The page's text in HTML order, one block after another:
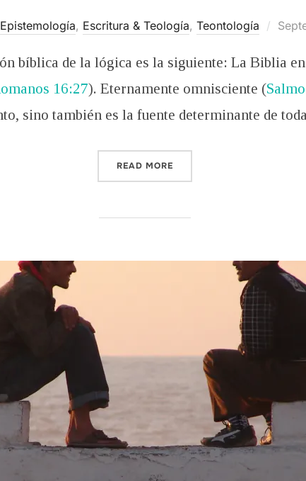
Epistemología, Escritura & Teología, Teontología
bíblica de la lógica es la siguiente: La Biblia
16:27). Eternamente omnisciente (
sino también es la fuente determinante de
READ MORE